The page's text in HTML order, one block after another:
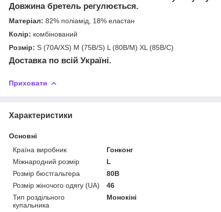
Довжина бретель регулюється.
Матеріал: 82% поліамід, 18% еластан
Колір: комбінований
Розмір: S (70A/XS) M (75B/S) L (80B/M) XL (85В/С)
Доставка по всій Україні.
Приховати
Характеристики
Основні
Країна виробник
Гонконг
Міжнародний розмір
L
Розмір бюстгальтера
80B
Розмір жіночого одягу (UA)
46
Тип роздільного
купальника
Монокіні